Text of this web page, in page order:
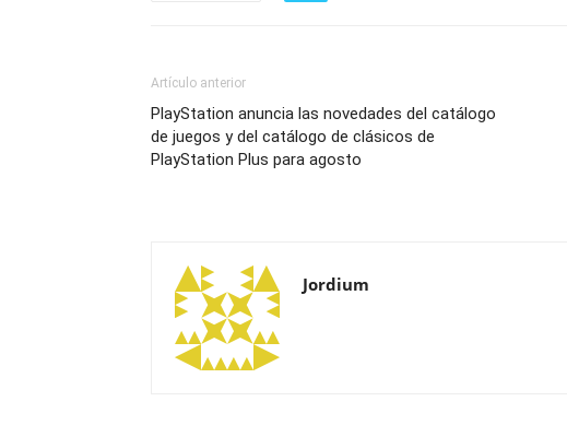
Artículo anterior
PlayStation anuncia las novedades del catálogo
de juegos y del catálogo de clásicos de
PlayStation Plus para agosto
Jordium